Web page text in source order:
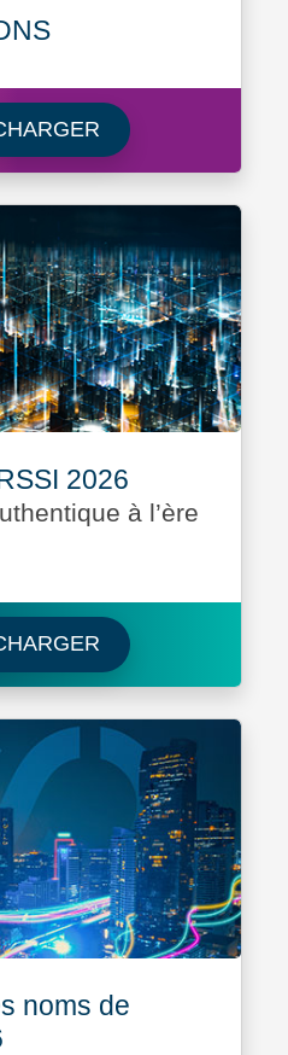
Learn more about
2026
à l’ère
Download
noms de